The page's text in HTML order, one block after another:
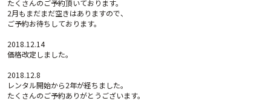
たくさんのご予約頂いております。
2月もまだまだ空きはありますので、
ご予約お待ちしております。
2018.12.14
価格改定しました。
2018.12.8
レンタル開始から2年が経ちました。
たくさんのご予約ありがとうございます。